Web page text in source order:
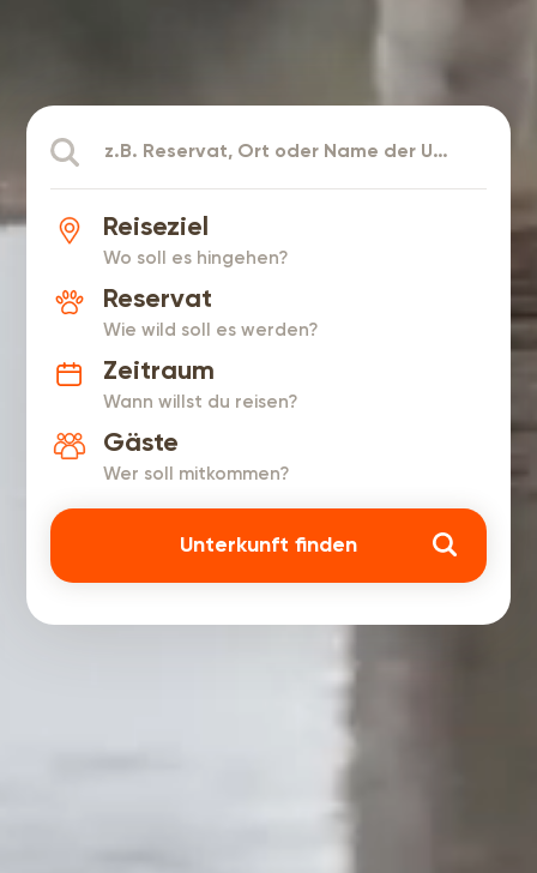
Reiseziel
Wo soll es hingehen?
Reservat
Wie wild soll es werden?
Zeitraum
Wann willst du reisen?
Gäste
Wer soll mitkommen?
Unterkunft finden